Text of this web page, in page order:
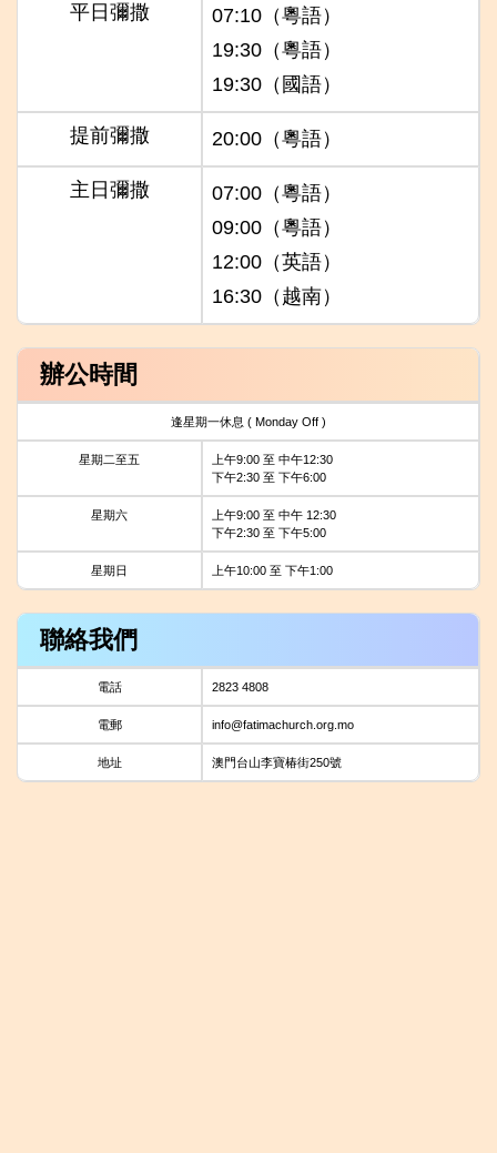
平日彌撒
07:10（粵語）
19:30（粵語）
19:30（國語）
提前彌撒 20:00（粵語）
主日彌撒
07:00（粵語）
09:00（粵語）
12:00（英語）
16:30（越南）
辦公時間
逢星期一休息 ( Monday Off )
星期二至五
上午9:00 至 中午12:30
下午2:30 至 下午6:00
星期六
上午9:00 至 中午 12:30
下午2:30 至 下午5:00
星期日 上午10:00 至 下午1:00
聯絡我們
電話 2823 4808
電郵 info@fatimachurch.org.mo
地址 澳門台山李寶椿街250號